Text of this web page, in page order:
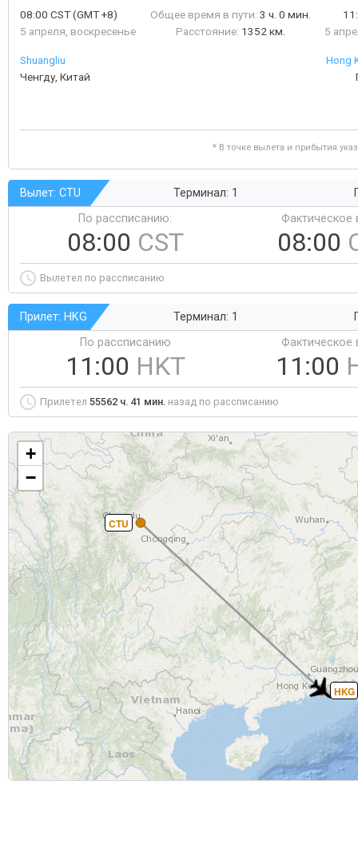
08:00 CST(GMT +8)
5 апреля, воскресенье
Общее время в пути: 3 ч. 0 мин.
Расстояние: 1352 км.
5
Shuangliu
Ченгду, Китай
Hong
* В точке вылета и прибытия
Вылет: CTU Терминал: 1
По рассписанию:
08:00 CST
Фактическое
08:00
Вылетел по рассписанию
Прилет: HKG Терминал: 1
По рассписанию
11:00 HKT
Фактическое
11:00
Прилетел 55562 ч. 41 мин. назад по рассписанию
CTU
HKG
+
−